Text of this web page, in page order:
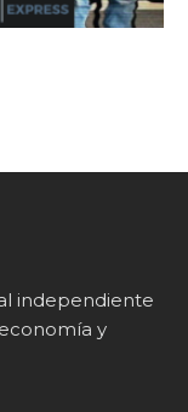
independiente
y